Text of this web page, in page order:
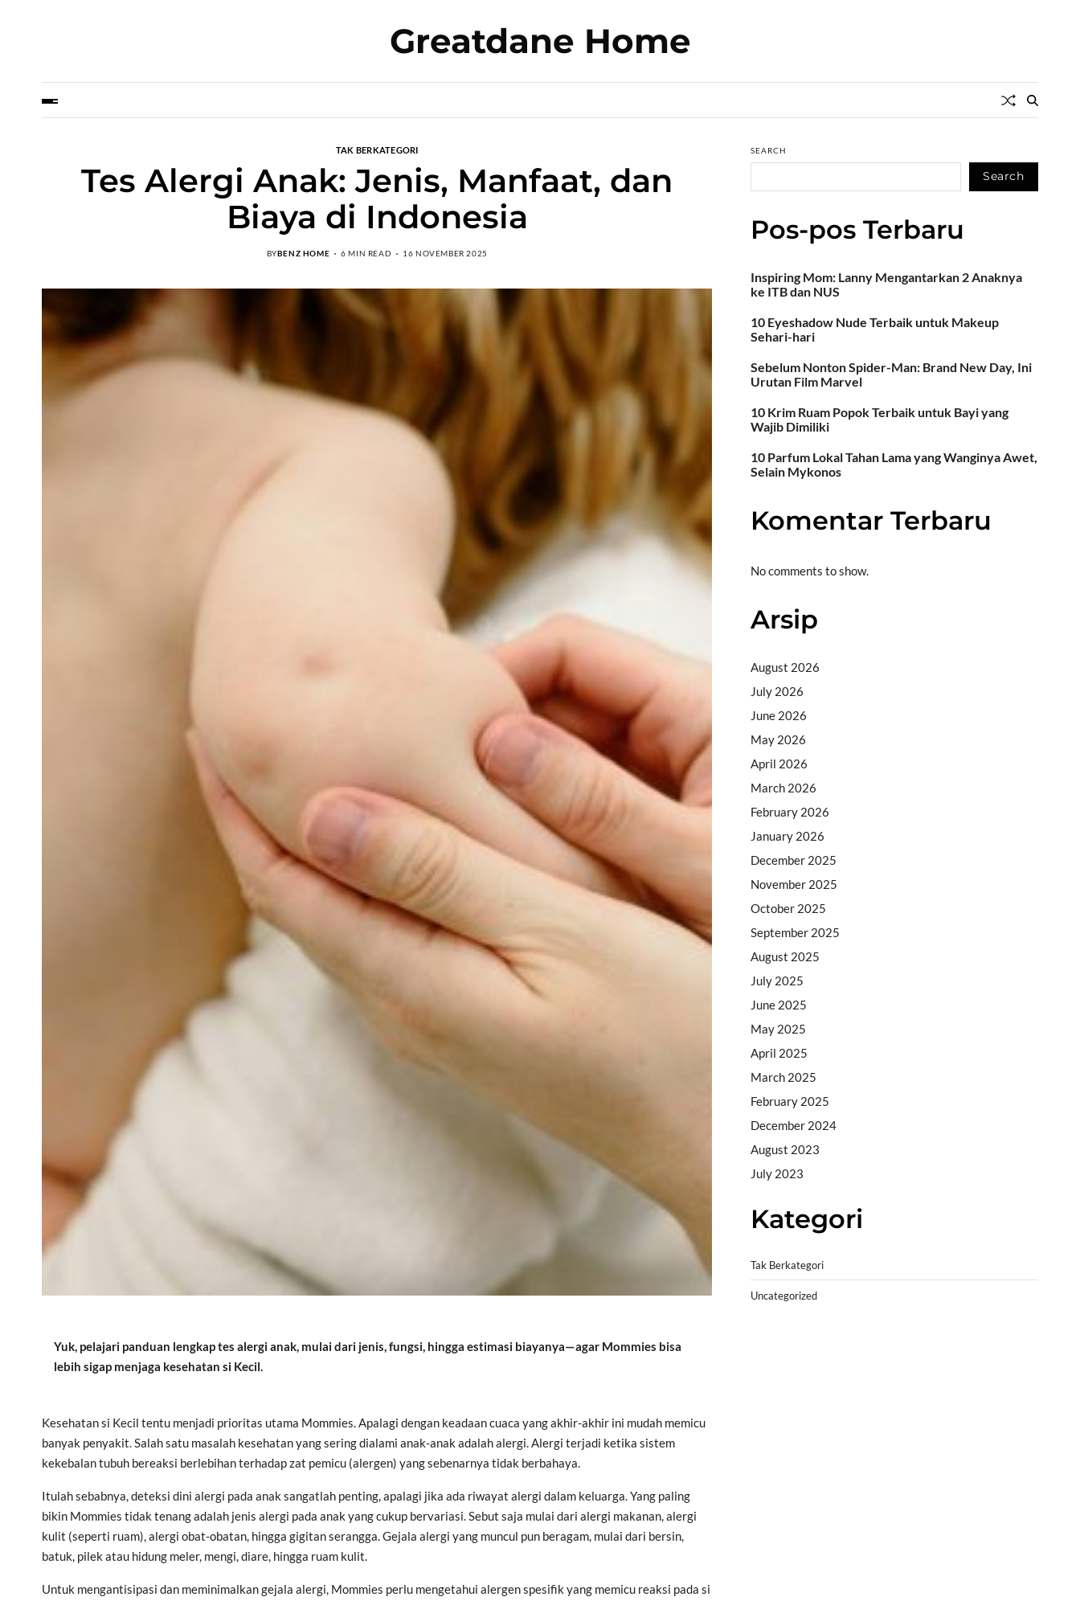
Greatdane Home
TAK BERKATEGORI
Tes Alergi Anak: Jenis, Manfaat, dan
Biaya di Indonesia
BYBENZ HOME 6 MIN READ 16 NOVEMBER 2025
Yuk, pelajari panduan lengkap tes alergi anak, mulai dari jenis, fungsi, hingga estimasi biayanya—agar Mommies bisa
lebih sigap menjaga kesehatan si Kecil.
Kesehatan si Kecil tentu menjadi prioritas utama Mommies. Apalagi dengan keadaan cuaca yang akhir-akhir ini mudah memicu
banyak penyakit. Salah satu masalah kesehatan yang sering dialami anak-anak adalah alergi. Alergi terjadi ketika sistem
kekebalan tubuh bereaksi berlebihan terhadap zat pemicu (alergen) yang sebenarnya tidak berbahaya.
Itulah sebabnya, deteksi dini alergi pada anak sangatlah penting, apalagi jika ada riwayat alergi dalam keluarga. Yang paling
bikin Mommies tidak tenang adalah jenis alergi pada anak yang cukup bervariasi. Sebut saja mulai dari alergi makanan, alergi
kulit (seperti ruam), alergi obat-obatan, hingga gigitan serangga. Gejala alergi yang muncul pun beragam, mulai dari bersin,
batuk, pilek atau hidung meler, mengi, diare, hingga ruam kulit.
Untuk mengantisipasi dan meminimalkan gejala alergi, Mommies perlu mengetahui alergen spesifik yang memicu reaksi pada si
SEARCH
Search
Pos-pos Terbaru
Inspiring Mom: Lanny Mengantarkan 2 Anaknya
ke ITB dan NUS
10 Eyeshadow Nude Terbaik untuk Makeup
Sehari-hari
Sebelum Nonton Spider-Man: Brand New Day, Ini
Urutan Film Marvel
10 Krim Ruam Popok Terbaik untuk Bayi yang
Wajib Dimiliki
10 Parfum Lokal Tahan Lama yang Wanginya Awet,
Selain Mykonos
Komentar Terbaru
No comments to show.
Arsip
August 2026
July 2026
June 2026
May 2026
April 2026
March 2026
February 2026
January 2026
December 2025
November 2025
October 2025
September 2025
August 2025
July 2025
June 2025
May 2025
April 2025
March 2025
February 2025
December 2024
August 2023
July 2023
Kategori
Tak Berkategori
Uncategorized